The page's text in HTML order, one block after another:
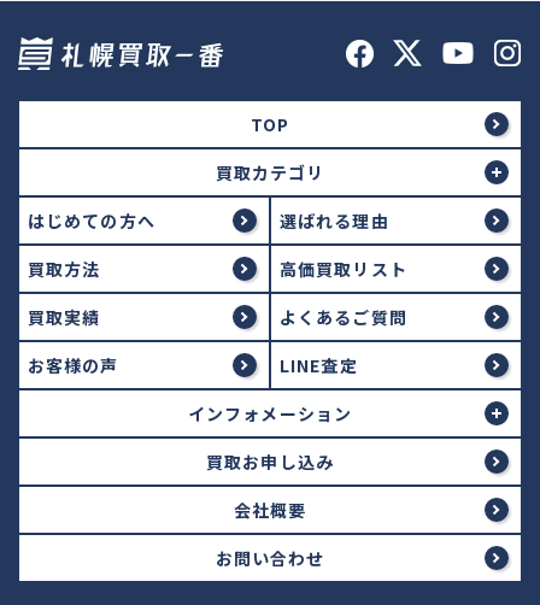
TOP
買取カテゴリ
はじめての方へ
選ばれる理由
買取方法
高価買取リスト
買取実績
よくあるご質問
お客様の声
LINE査定
インフォメーション
買取お申し込み
会社概要
お問い合わせ